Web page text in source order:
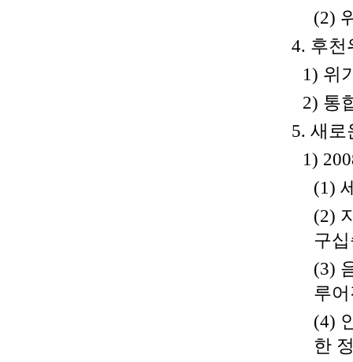
(2)
4. 후천
1) 위
2) 통
5. 새로
1)
(1)
(2)
구
(3)
루
(4)
한